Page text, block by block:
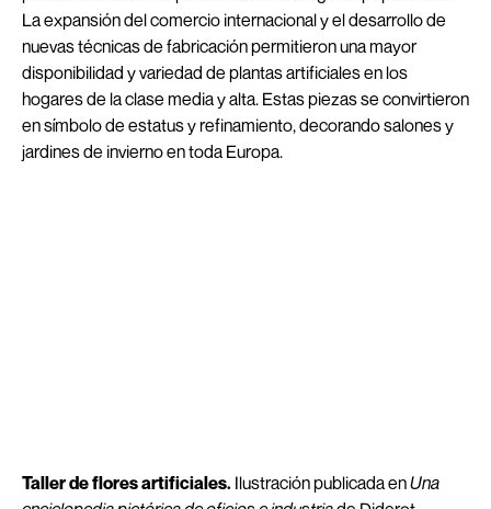
La expansión del comercio internacional y el desarrollo de
nuevas técnicas de fabricación permitieron una mayor
disponibilidad y variedad de plantas artificiales en los
hogares de la clase media y alta. Estas piezas se convirtieron
en símbolo de estatus y refinamiento, decorando salones y
jardines de invierno en toda Europa.
Taller de flores artificiales. Ilustración publicada enUna